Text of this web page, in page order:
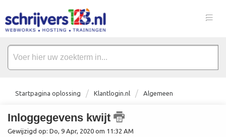
Startpagina oplossing Klantlogin.nl Algemeen
Inloggegevens kwijt
Gewijzigd op: Do, 9 Apr, 2020 om 11:32 AM